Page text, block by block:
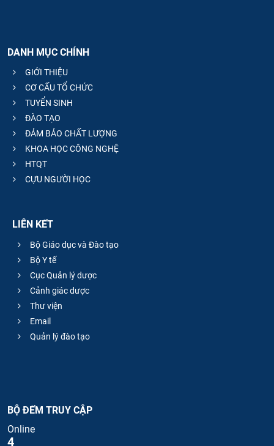
DANH MỤC CHÍNH
GIỚI THIỆU
CƠ CẤU TỔ CHỨC
TUYỂN SINH
ĐÀO TẠO
ĐẢM BẢO CHẤT LƯỢNG
KHOA HỌC CÔNG NGHỆ
HTQT
CỰU NGƯỜI HỌC
LIÊN KẾT
Bộ Giáo dục và Đào tạo
Bộ Y tế
Cục Quản lý dược
Cảnh giác dược
Thư viện
Email
Quản lý đào tạo
BỘ ĐẾM TRUY CẬP
Online
4